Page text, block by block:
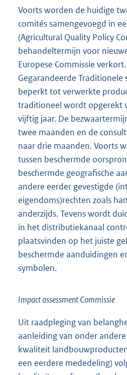
Voorts worden de huidige
comités samengevoegd in
(Agricultural Quality Policy
behandeltermijn voor
Europese Commissie
Gegarandeerde
beperkt tot verwerkte
traditioneel wordt opgerekt
vijftig jaar. De
twee maanden en de
naar drie maanden. Voorts
tussen beschermde
beschermde geografische
andere eerder gevestigde
eigendoms)rechten zoals
anderzijds. Tevens wordt
in het distributiekanaal
plaatsvinden op het juiste
beschermde aanduidingen
symbolen.
Impact assessment Commissie
Uit raadpleging van
aanleiding van onder
kwaliteit
een eerdere mededeling)